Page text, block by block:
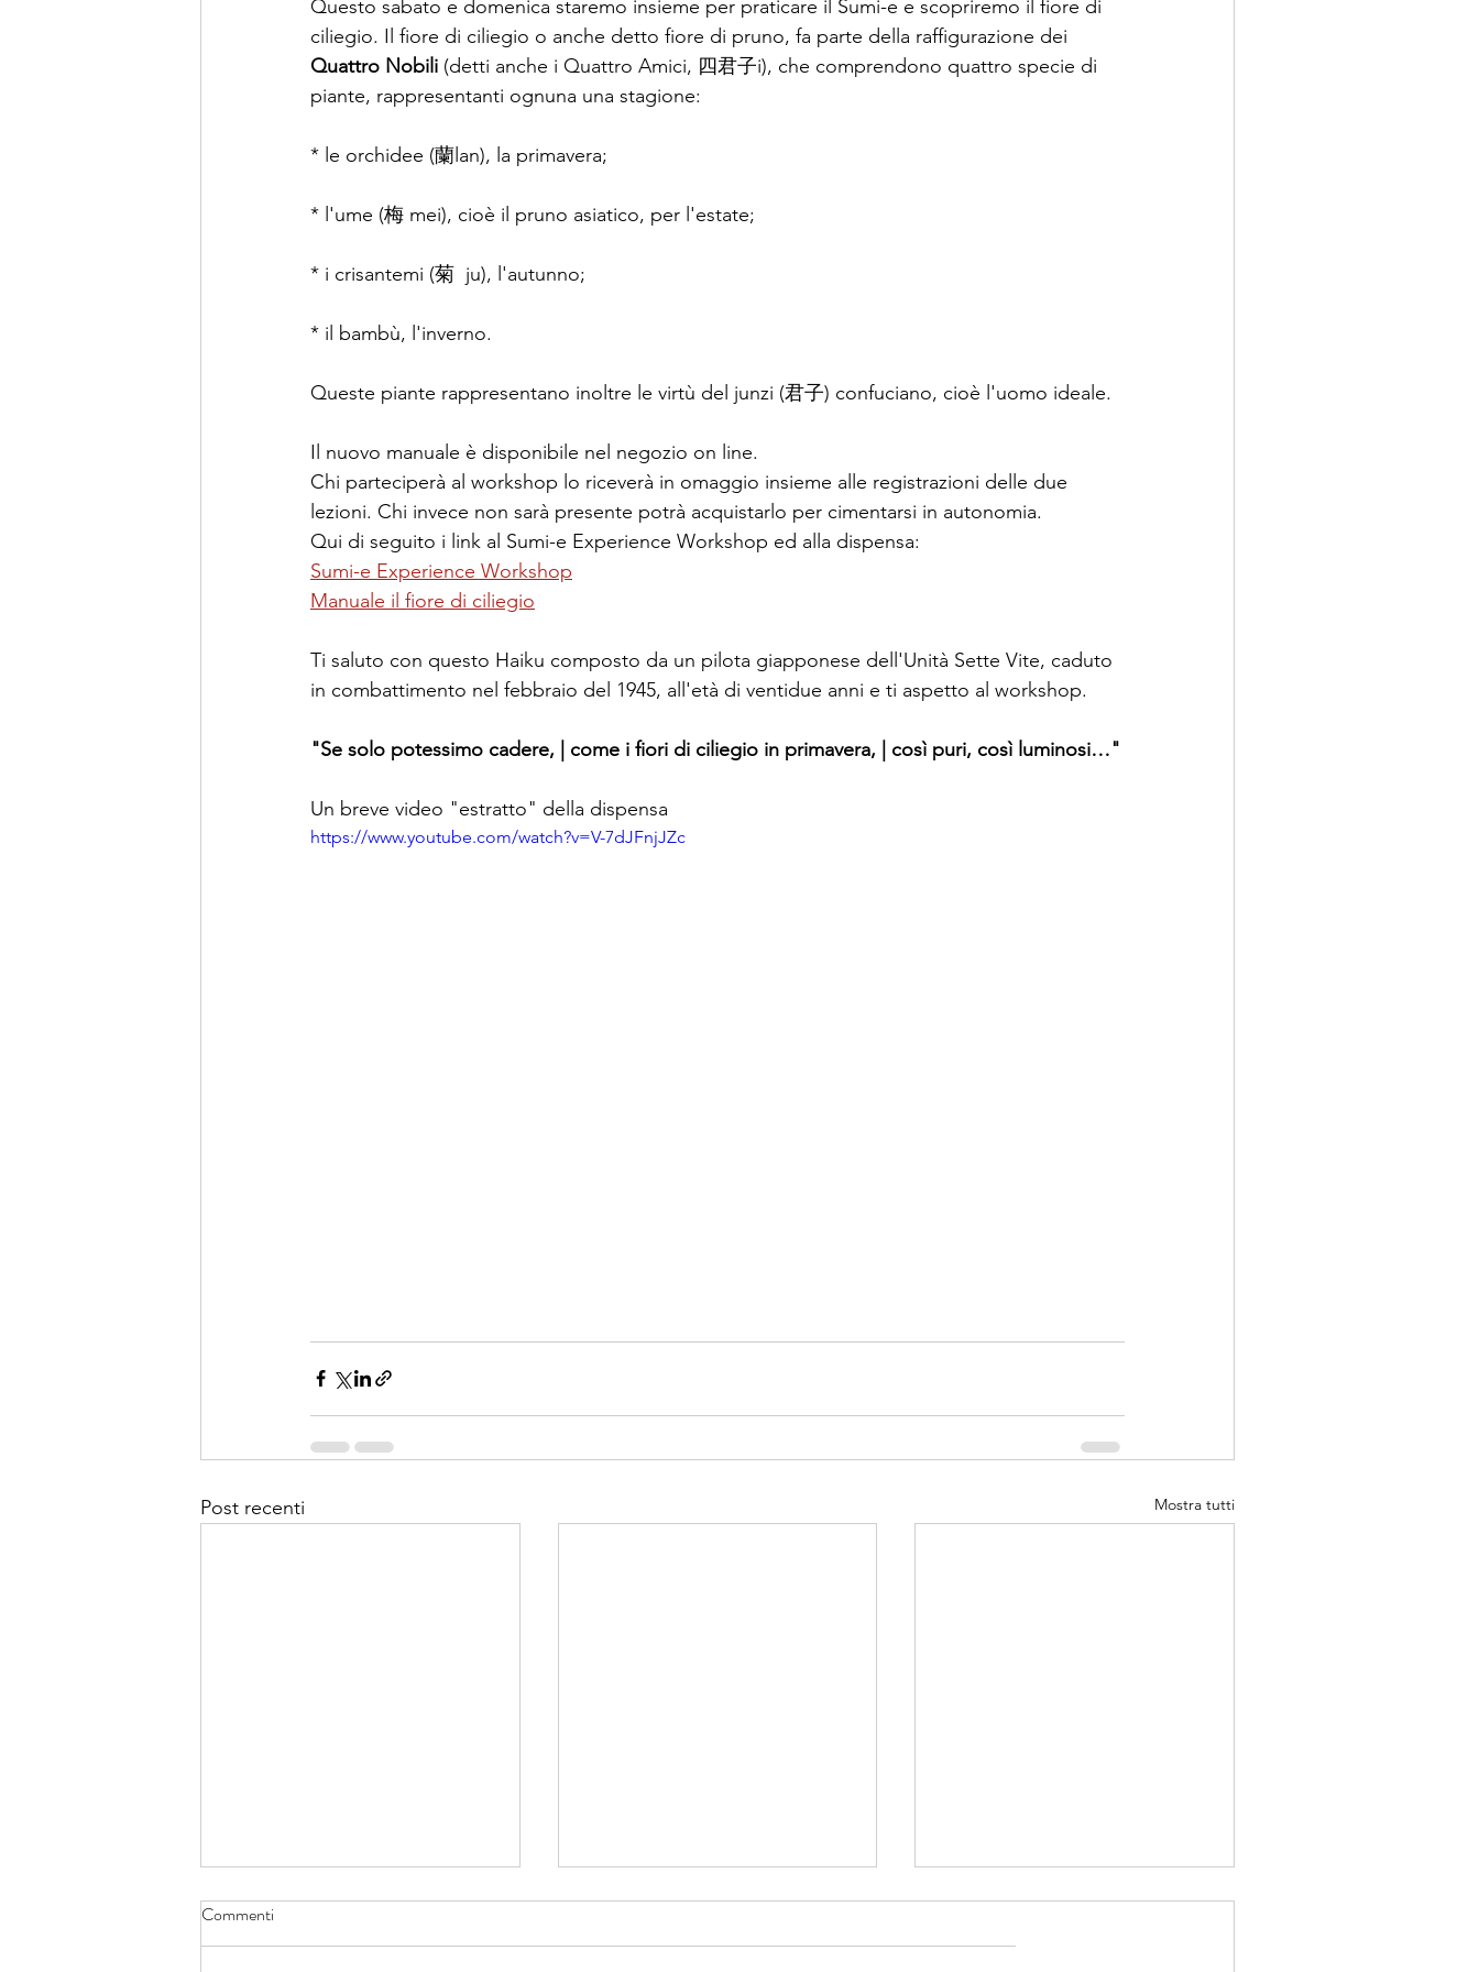
Questo sabato e domenica staremo insieme per praticare il Sumi-e e scopriremo il fiore di
ciliegio. Il fiore di ciliegio o anche detto fiore di pruno, fa parte della raffigurazione dei
Quattro Nobili (detti anche i Quattro Amici, 四君子i), che comprendono quattro specie di
piante, rappresentanti ognuna una stagione:
* le orchidee (蘭lan), la primavera;
* l'ume (梅 mei), cioè il pruno asiatico, per l'estate;
* i crisantemi (菊  ju), l'autunno;
* il bambù, l'inverno.
Queste piante rappresentano inoltre le virtù del junzi (君子) confuciano, cioè l'uomo ideale.
Il nuovo manuale è disponibile nel negozio on line.
Chi parteciperà al workshop lo riceverà in omaggio insieme alle registrazioni delle due
lezioni. Chi invece non sarà presente potrà acquistarlo per cimentarsi in autonomia.
Qui di seguito i link al Sumi-e Experience Workshop ed alla dispensa:
Sumi-e Experience Workshop
Manuale il fiore di ciliegio
Ti saluto con questo Haiku composto da un pilota giapponese dell'Unità Sette Vite, caduto
in combattimento nel febbraio del 1945, all'età di ventidue anni e ti aspetto al workshop.
"Se solo potessimo cadere, | come i fiori di ciliegio in primavera, | così puri, così luminosi…"
Un breve video "estratto" della dispensa
https://www.youtube.com/watch?v=V-7dJFnjJZc
Post recenti Mostra tutti
Commenti